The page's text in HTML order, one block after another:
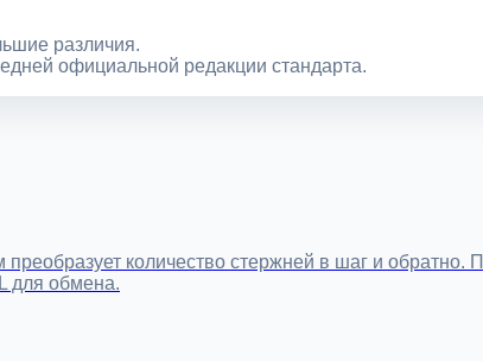
различия.
официальной редакции стандарта.
количество стержней в шаг и
для обмена.